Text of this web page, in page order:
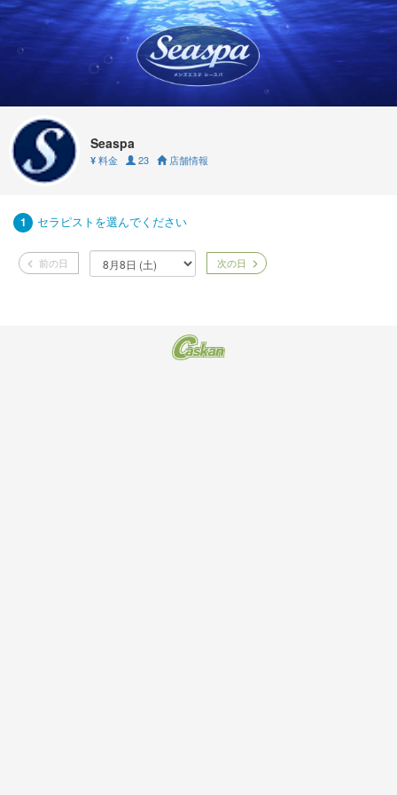
Seaspa
¥ 料金 23 店舗情報
1 セラピストを選んでください
前の日 次の日